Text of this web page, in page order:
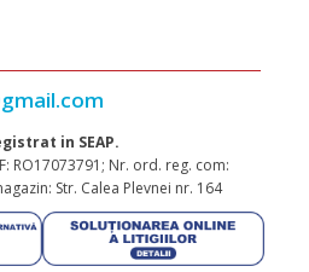
in SEAP.
RO17073791; Nr. ord. reg. com:
Str. Calea Plevnei nr. 164